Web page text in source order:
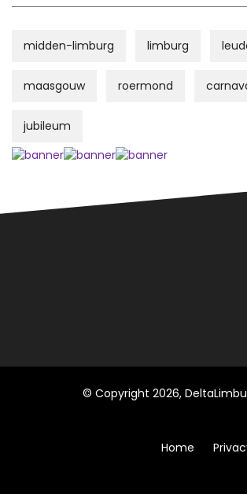
midden-limburg limburg
maasgouw roermond
jubileum
© Copyright 2026,
Home